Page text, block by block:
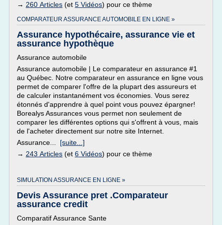
→ 260 Articles (et 5 Vidéos) pour ce thème
COMPARATEUR ASSURANCE AUTOMOBILE EN LIGNE »
Assurance hypothécaire, assurance vie et
assurance hypothèque
Assurance automobile
Assurance automobile | Le comparateur en assurance #1
au Québec. Notre comparateur en assurance en ligne vous
permet de comparer l'offre de la plupart des assureurs et
de calculer instantanément vos économies. Vous serez
étonnés d'apprendre à quel point vous pouvez épargner!
Borealys Assurances vous permet non seulement de
comparer les différentes options qui s'offrent à vous, mais
de l'acheter directement sur notre site Internet.
Assurance... [suite...]
→ 243 Articles (et 6 Vidéos) pour ce thème
SIMULATION ASSURANCE EN LIGNE »
Devis Assurance pret .Comparateur
assurance credit
Comparatif Assurance Sante